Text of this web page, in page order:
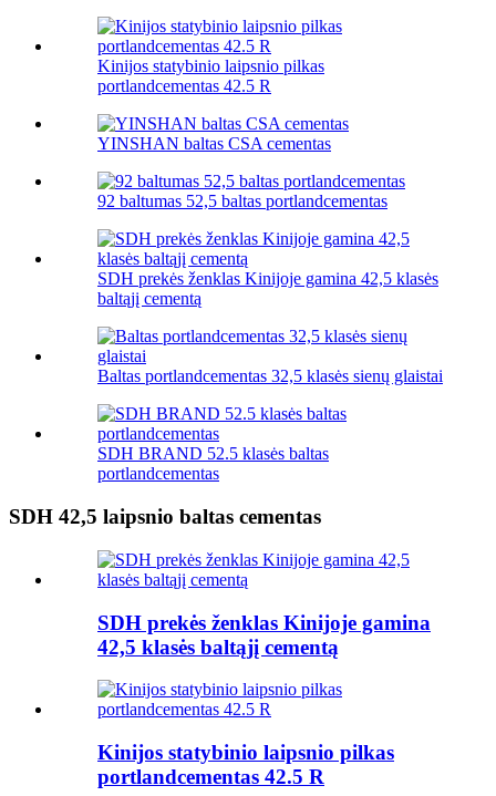
Kinijos statybinio laipsnio pilkas
portlandcementas 42.5 R
YINSHAN baltas CSA cementas
92 baltumas 52,5 baltas portlandcementas
SDH prekės ženklas Kinijoje gamina 42,5 klasės
baltąjį cementą
Baltas portlandcementas 32,5 klasės sienų glaistai
SDH BRAND 52.5 klasės baltas
portlandcementas
SDH 42,5 laipsnio baltas cementas
SDH prekės ženklas Kinijoje gamina
42,5 klasės baltąjį cementą
Kinijos statybinio laipsnio pilkas
portlandcementas 42.5 R